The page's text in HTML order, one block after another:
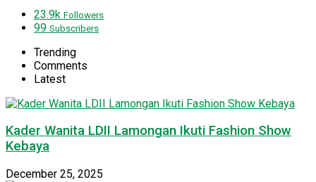
23.9k Followers
99 Subscribers
Trending
Comments
Latest
Kader Wanita LDII Lamongan Ikuti Fashion Show
Kebaya
December 25, 2025